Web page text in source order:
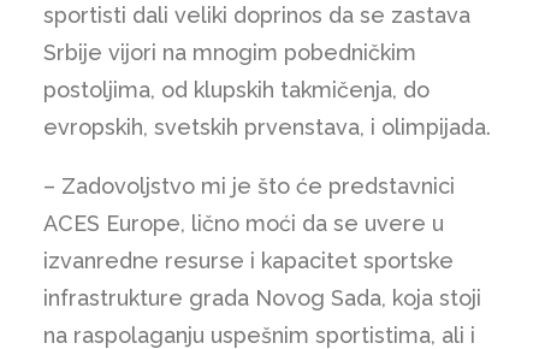
sportisti dali veliki doprinos da se zastava
Srbije vijori na mnogim pobedničkim
postoljima, od klupskih takmičenja, do
evropskih, svetskih prvenstava, i olimpijada.
– Zadovoljstvo mi je što će predstavnici
ACES Europe, lično moći da se uvere u
izvanredne resurse i kapacitet sportske
infrastrukture grada Novog Sada, koja stoji
na raspolaganju uspešnim sportistima, ali i